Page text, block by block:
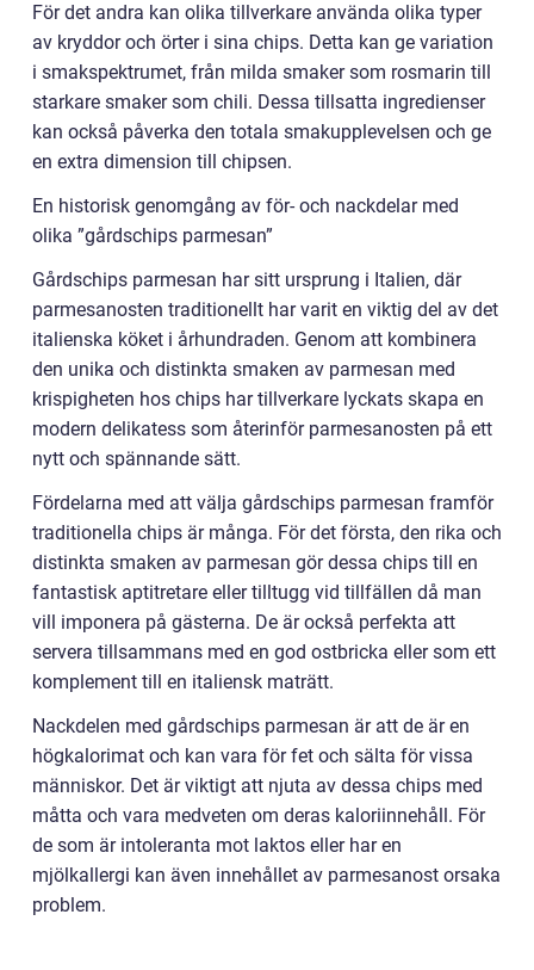
För det andra kan olika tillverkare använda olika typer
av kryddor och örter i sina chips. Detta kan ge variation
i smakspektrumet, från milda smaker som rosmarin till
starkare smaker som chili. Dessa tillsatta ingredienser
kan också påverka den totala smakupplevelsen och ge
en extra dimension till chipsen.
En historisk genomgång av för- och nackdelar med
olika ”gårdschips parmesan”
Gårdschips parmesan har sitt ursprung i Italien, där
parmesanosten traditionellt har varit en viktig del av det
italienska köket i århundraden. Genom att kombinera
den unika och distinkta smaken av parmesan med
krispigheten hos chips har tillverkare lyckats skapa en
modern delikatess som återinför parmesanosten på ett
nytt och spännande sätt.
Fördelarna med att välja gårdschips parmesan framför
traditionella chips är många. För det första, den rika och
distinkta smaken av parmesan gör dessa chips till en
fantastisk aptitretare eller tilltugg vid tillfällen då man
vill imponera på gästerna. De är också perfekta att
servera tillsammans med en god ostbricka eller som ett
komplement till en italiensk maträtt.
Nackdelen med gårdschips parmesan är att de är en
högkalorimat och kan vara för fet och sälta för vissa
människor. Det är viktigt att njuta av dessa chips med
måtta och vara medveten om deras kaloriinnehåll. För
de som är intoleranta mot laktos eller har en
mjölkallergi kan även innehållet av parmesanost orsaka
problem.